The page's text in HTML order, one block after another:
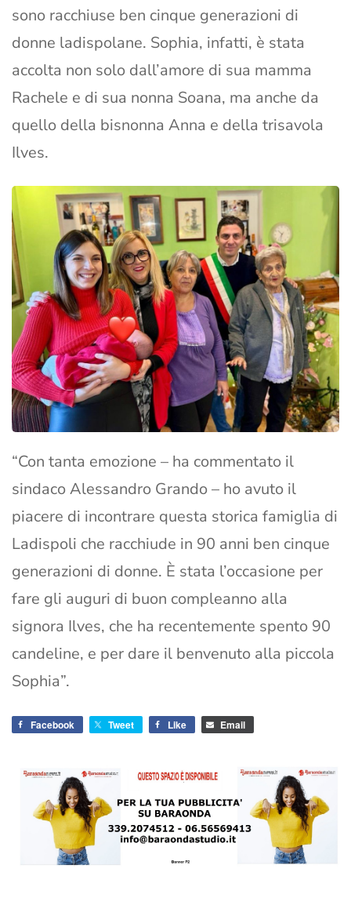
sono racchiuse ben cinque generazioni di
donne ladispolane. Sophia, infatti, è stata
accolta non solo dall’amore di sua mamma
Rachele e di sua nonna Soana, ma anche da
quello della bisnonna Anna e della trisavola
Ilves.
“Con tanta emozione – ha commentato il
sindaco Alessandro Grando – ho avuto il
piacere di incontrare questa storica famiglia di
Ladispoli che racchiude in 90 anni ben cinque
generazioni di donne. È stata l’occasione per
fare gli auguri di buon compleanno alla
signora Ilves, che ha recentemente spento 90
candeline, e per dare il benvenuto alla piccola
Sophia”.
Facebook Tweet Like Email